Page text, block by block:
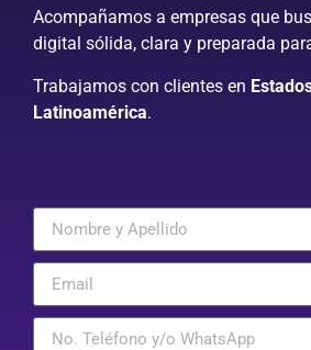
Acompañamos a empresas que
digital sólida, clara y preparada
Trabajamos con clientes en
Latinoamérica.